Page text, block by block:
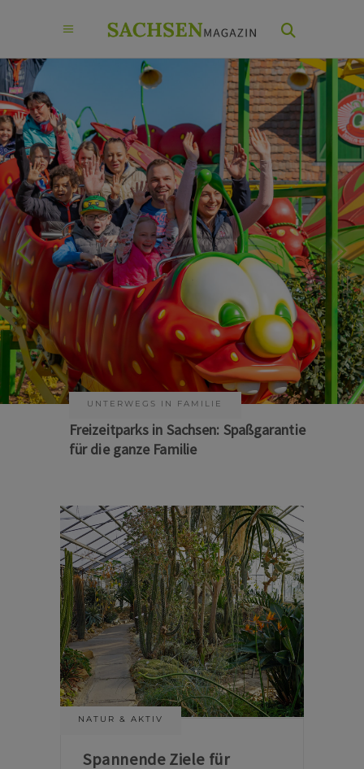
KUNST & KULTUR
Sommer auf Sachsens Theaterbühnen
NATUR & AKTIV
Spannende Ziele für